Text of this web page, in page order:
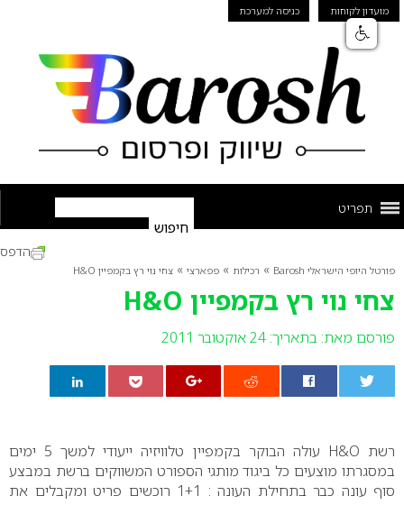
מועדון לקוחות כניסה למערכת
תפריט
פורטל היופי הישראלי Barosh » רכילות» פפארצי» צחי נוי רץ בקמפיין H&O
צחי נוי רץ בקמפיין H&O
פורסם מאת:בתאריך: 24 אוקטובר 2011
הדפס
רשת H&O
עולה הבוקר בקמפיין טלוויזיה ייעודי למשך 5 ימים
במסגרתו מוצעים כל ביגוד מותגי הספורט המשווקים ברשת במבצע
סוף עונה כבר בתחילת העונה : 1+1 רוכשים פריט ומקבלים את